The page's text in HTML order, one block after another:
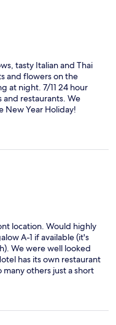
tasty Italian and Thai
and flowers on the
at night. 7/11 24 hour
and restaurants. We
New Year Holiday!
location. Would highly
A-1 if available (it's
We were well looked
has its own restaurant
others just a short
on Wednesday